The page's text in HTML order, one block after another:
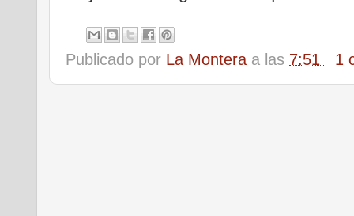
Publicado por La Montera a las 7:51 1